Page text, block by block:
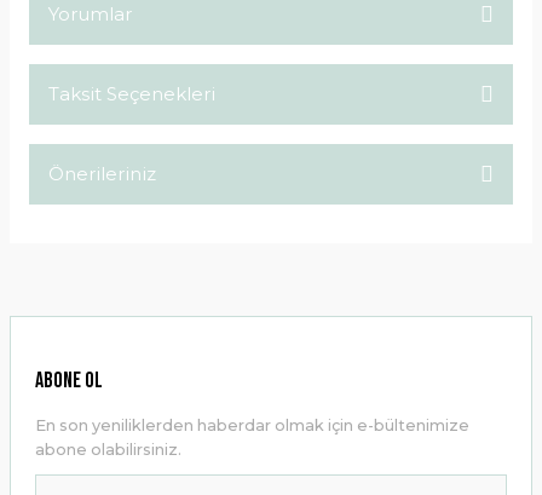
Yorumlar
Taksit Seçenekleri
Önerileriniz
Ürün resmi kalitesiz, bozuk veya görüntülenemiyor.
Ürün bilgilerinde hatalar bulunuyor.
Ürün fiyatı diğer sitelerden daha pahalı.
ABONE OL
En son yeniliklerden haberdar olmak için e-bültenimize
abone olabilirsiniz.